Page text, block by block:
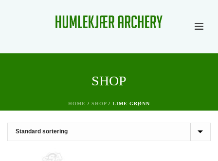
SHOP
HOME / SHOP / LIME GRØNN